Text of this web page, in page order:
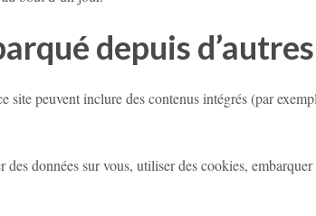
depuis
site peuvent inclure des contenus intégrés (par
données sur vous, utiliser des cookies,